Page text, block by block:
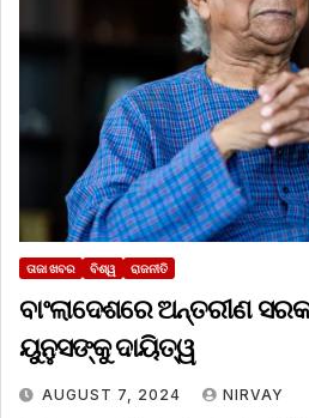
ତାଜା ଖବର ବିଶ୍ୱ ରାଜନୀତି
ବାଂଲାଦେଶରେ ଅନ୍ତରୀଣ
ୟୁନୁସଙ୍କୁ ଦାୟିତ୍ୱ
AUGUST 7, 2024 NIRVAY